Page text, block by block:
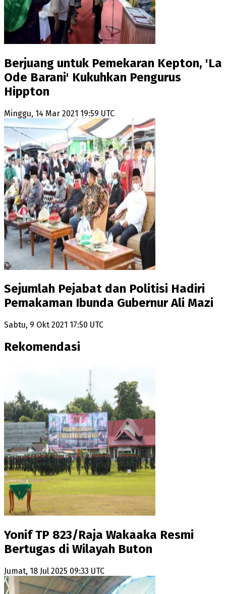
Berjuang untuk Pemekaran Kepton, 'La
Ode Barani' Kukuhkan Pengurus
Hippton
Minggu, 14 Mar 2021 19:59 UTC
Sejumlah Pejabat dan Politisi Hadiri
Pemakaman Ibunda Gubernur Ali Mazi
Sabtu, 9 Okt 2021 17:50 UTC
Rekomendasi
Yonif TP 823/Raja Wakaaka Resmi
Bertugas di Wilayah Buton
Jumat, 18 Jul 2025 09:33 UTC